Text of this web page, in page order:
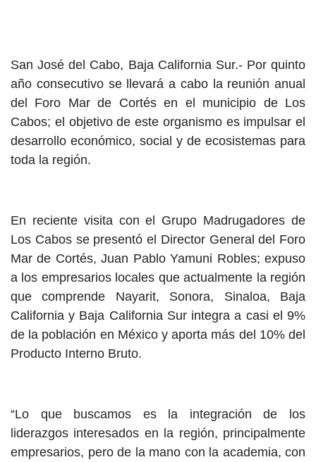
San José del Cabo, Baja California Sur.- Por quinto
año consecutivo se llevará a cabo la reunión anual
del Foro Mar de Cortés en el municipio de Los
Cabos; el objetivo de este organismo es impulsar el
desarrollo económico, social y de ecosistemas para
toda la región.
En reciente visita con el Grupo Madrugadores de
Los Cabos se presentó el Director General del Foro
Mar de Cortés, Juan Pablo Yamuni Robles; expuso
a los empresarios locales que actualmente la región
que comprende Nayarit, Sonora, Sinaloa, Baja
California y Baja California Sur integra a casi el 9%
de la población en México y aporta más del 10% del
Producto Interno Bruto.
“Lo que buscamos es la integración de los
liderazgos interesados en la región, principalmente
empresarios, pero de la mano con la academia, con